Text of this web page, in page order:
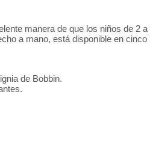
manera de que los niños de 2
a mano, está disponible en
de Bobbin.